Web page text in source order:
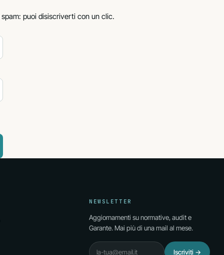
puoi disiscriverti con un clic.
NEWSLETTER
Aggiornamenti su normative, audit e
Garante. Mai più di una mail al mese.
Email
Iscriviti →